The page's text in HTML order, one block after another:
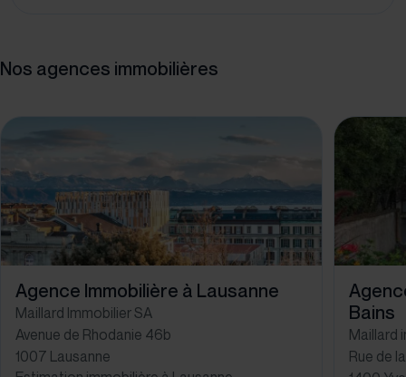
Nos agences immobilières
Agence Immobilière à Lausanne
Maillard Immobilier SA
Avenue de Rhodanie 46b
1007 Lausanne
Bains
Maillard
Rue de